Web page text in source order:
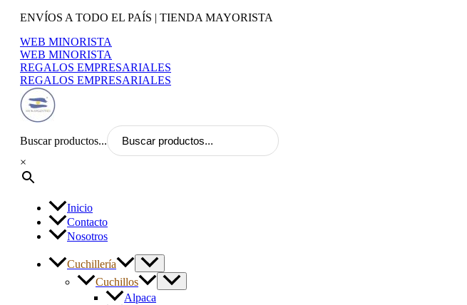
contenido
ENVÍOS A TODO EL PAÍS | TIENDA MAYORISTA
WEB MINORISTA
WEB MINORISTA
REGALOS EMPRESARIALES
REGALOS EMPRESARIALES
Buscar productos...
×
Inicio
Contacto
Nosotros
Cuchillería
Cuchillos
Alpaca